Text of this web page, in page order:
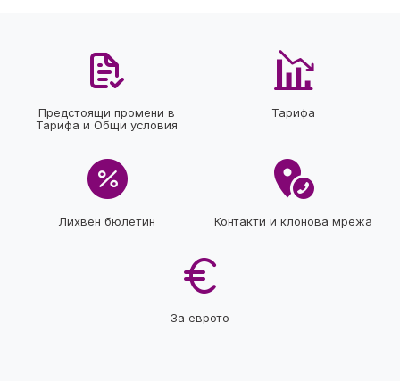
Предстоящи промени в
Тарифа и Общи условия
Тарифа
Лихвен бюлетин Контакти и клонова мрежа
За еврото